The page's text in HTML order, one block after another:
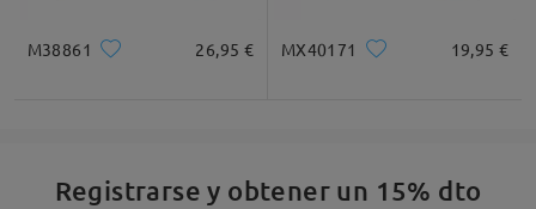
M38861 26,95 € MX40171 19,95 €
Registrarse y obtener un 15% dto